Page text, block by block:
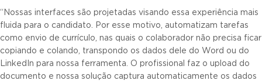
“Nossas interfaces são projetadas visando essa experiência mais
fluida para o candidato. Por esse motivo, automatizam tarefas
como envio de currículo, nas quais o colaborador não precisa ficar
copiando e colando, transpondo os dados dele do Word ou do
LinkedIn para nossa ferramenta. O profissional faz o upload do
documento e nossa solução captura automaticamente os dados